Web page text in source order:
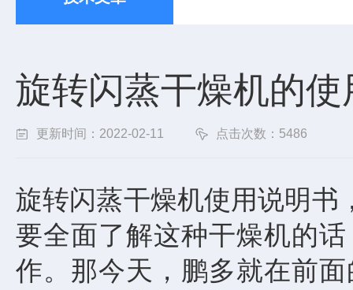
旋转闪蒸干燥机的使
更新时间：2022-02-11 点击次数：5486
旋转闪蒸干燥机使用说明书
要全面了解这种干燥机的
作。那今天，鹏多就在前